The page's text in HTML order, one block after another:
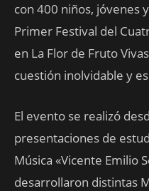
con 400 niños, jóvenes
Primer Festival del
en La Flor de Fruto
cuestión inolvidable y
El evento se realizó
presentaciones de
Música «Vicente Emilio
desarrollaron distintas